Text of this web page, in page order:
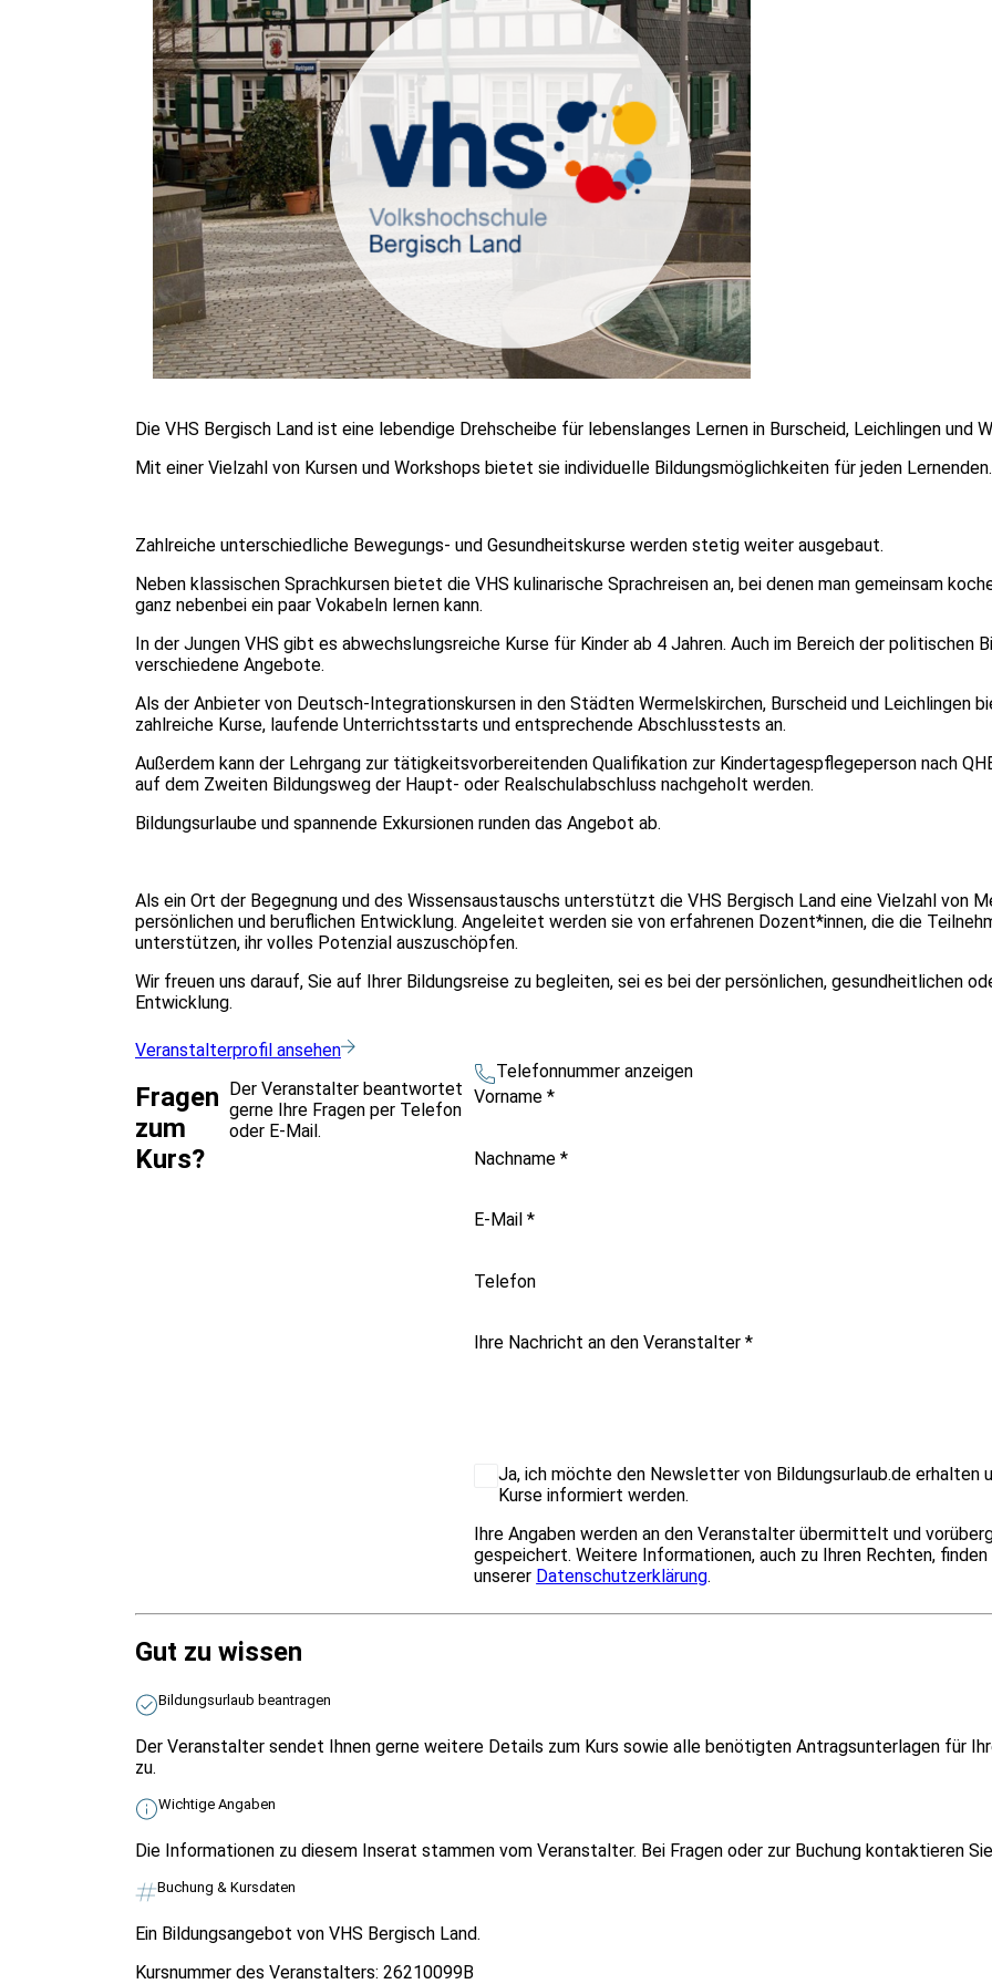
Die VHS Bergisch Land ist eine lebendige Drehscheibe für lebenslanges Lernen in Burscheid, Leichlingen und
Mit einer Vielzahl von Kursen und Workshops bietet sie individuelle Bildungsmöglichkeiten für jeden
Zahlreiche unterschiedliche Bewegungs- und Gesundheitskurse werden stetig weiter ausgebaut.
Neben klassischen Sprachkursen bietet die VHS kulinarische Sprachreisen an, bei denen man gemeinsam
ganz nebenbei ein paar Vokabeln lernen kann.
In der Jungen VHS gibt es abwechslungsreiche Kurse für Kinder ab 4 Jahren. Auch im Bereich der politischen
verschiedene Angebote.
Als der Anbieter von Deutsch-Integrationskursen in den Städten Wermelskirchen, Burscheid und Leichlingen
zahlreiche Kurse, laufende Unterrichtsstarts und entsprechende Abschlusstests an.
Außerdem kann der Lehrgang zur tätigkeitsvorbereitenden Qualifikation zur Kindertagespflegeperson nach
auf dem Zweiten Bildungsweg der Haupt- oder Realschulabschluss nachgeholt werden.
Bildungsurlaube und spannende Exkursionen runden das Angebot ab.
Als ein Ort der Begegnung und des Wissensaustauschs unterstützt die VHS Bergisch Land eine Vielzahl von
persönlichen und beruflichen Entwicklung. Angeleitet werden sie von erfahrenen Dozent*innen, die die
unterstützen, ihr volles Potenzial auszuschöpfen.
Wir freuen uns darauf, Sie auf Ihrer Bildungsreise zu begleiten, sei es bei der persönlichen, gesundheitlichen
Entwicklung.
Veranstalterprofil ansehen
Fragen
zum
Kurs?
Der Veranstalter beantwortet
gerne Ihre Fragen per Telefon
oder E-Mail.
Telefonnummer anzeigen
Vorname*
Nachname*
E-Mail*
Telefon
Ihre Nachricht an den Veranstalter*
Ja, ich möchte den Newsletter von Bildungsurlaub.de erhalten
Kurse informiert werden.
Ihre Angaben werden an den Veranstalter übermittelt und
gespeichert. Weitere Informationen, auch zu Ihren Rechten, finden
unserer Datenschutzerklärung.
Gut zu wissen
Bildungsurlaub beantragen
Der Veranstalter sendet Ihnen gerne weitere Details zum Kurs sowie alle benötigten Antragsunterlagen für
zu.
Wichtige Angaben
Die Informationen zu diesem Inserat stammen vom Veranstalter. Bei Fragen oder zur Buchung kontaktieren
Buchung & Kursdaten
Ein Bildungsangebot von VHS Bergisch Land.
Kursnummer des Veranstalters: 26210099B